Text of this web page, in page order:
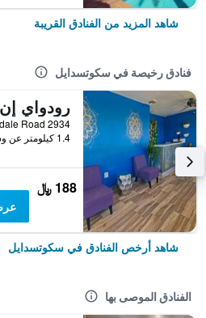
شاهد المزيد من الفنادق القريبة
فنادق رخيصة في سكوتسدايل
1.4 كيلومتر عن وسط المدينة
188 ﷼
شاهد أرخص الفنادق في سكوتسدايل
الفنادق الموصى بها